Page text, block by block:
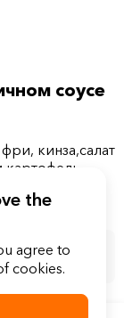
соусе
кинза,салат
the
agree to
cookies.